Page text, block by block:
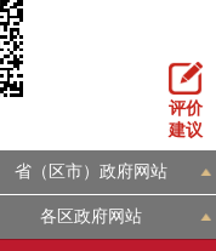
评价
建议
省（区市）政府网站
各区政府网站